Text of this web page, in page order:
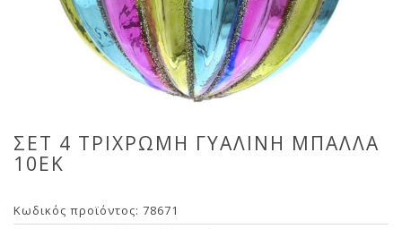
ΣΕΤ 4 ΤΡΙΧΡΩΜΗ ΓΥΑΛΙΝΗ ΜΠΑΛΛΑ
10ΕΚ
Κωδικός προϊόντος: 78671